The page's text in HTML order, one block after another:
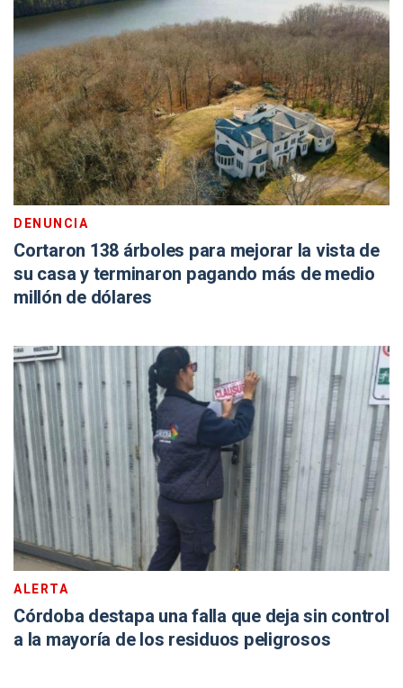
DENUNCIA
Cortaron 138 árboles para mejorar la vista de
su casa y terminaron pagando más de medio
millón de dólares
ALERTA
Córdoba destapa una falla que deja sin control
a la mayoría de los residuos peligrosos